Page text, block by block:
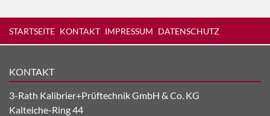
STARTSEITE KONTAKT IMPRESSUM DATENSCHUTZ
KONTAKT
3-Rath Kalibrier+Prüftechnik GmbH & Co. KG
Kalteiche-Ring 44